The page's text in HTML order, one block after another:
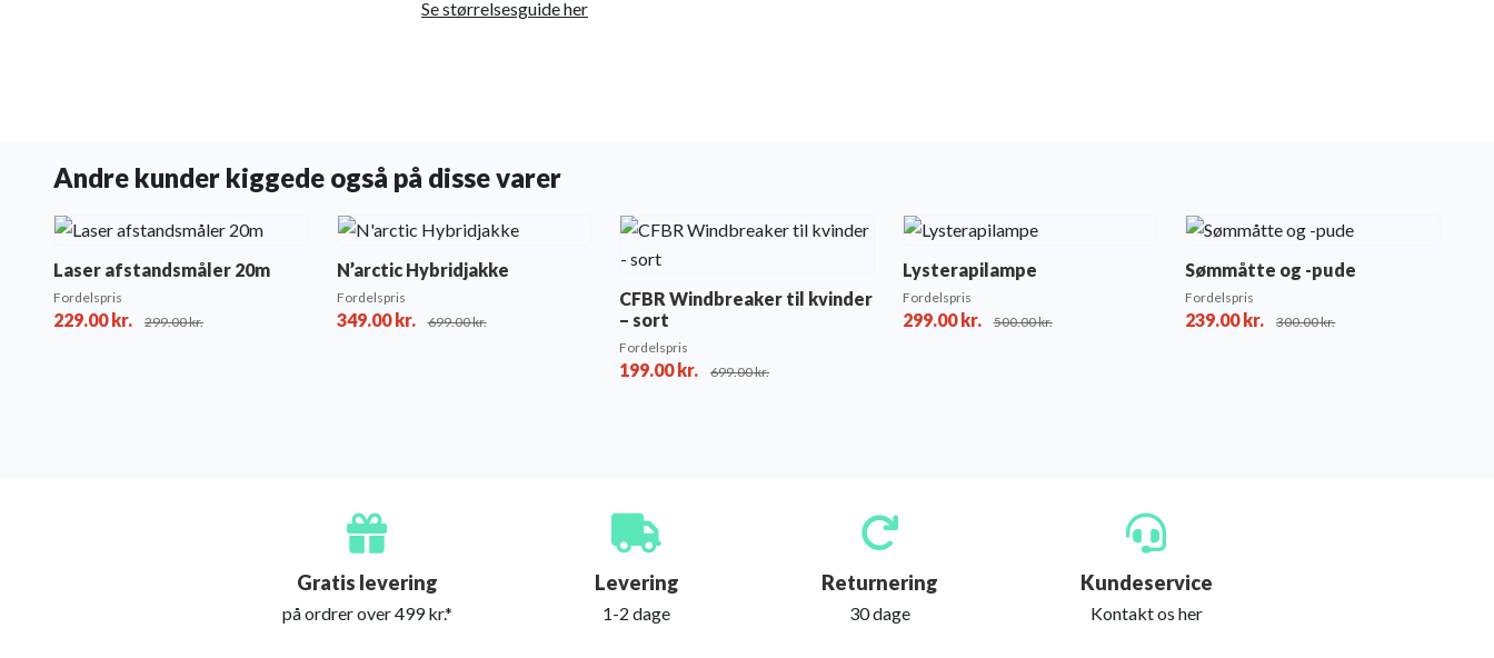
Se størrelsesguide her
Andre kunder kiggede også på disse varer
Laser afstandsmåler 20m
Fordelspris
229.00kr. 299.00kr.
N’arctic Hybridjakke
Fordelspris
349.00kr. 699.00kr.
CFBR Windbreaker til kvinder
– sort
Fordelspris
199.00kr. 699.00kr.
Lysterapilampe
Fordelspris
299.00kr. 500.00kr.
Sømmåtte og -pude
Fordelspris
239.00kr. 300.00kr.
Gratis levering
på ordrer over 499 kr.*
Levering
1-2 dage
Returnering
30 dage
Kundeservice
Kontakt os her